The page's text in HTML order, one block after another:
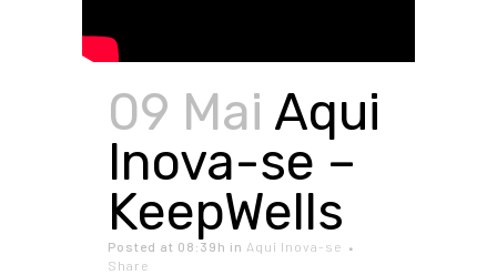
09 Mai Aqui
Inova-se –
KeepWells
Posted at 08:39h in Aqui Inova-se
Share